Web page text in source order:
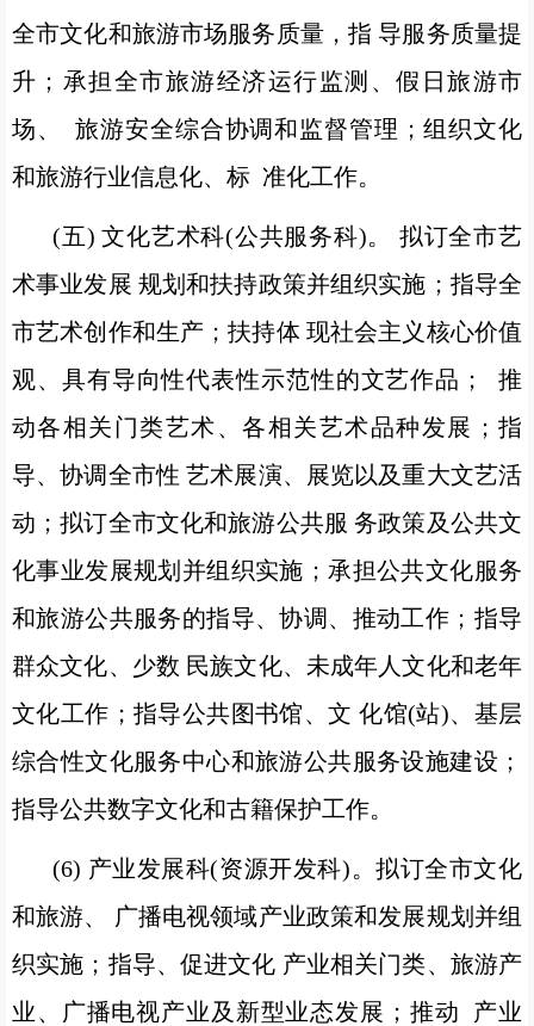
全市文化和旅游市场服务质量，指 导服务质量提
升；承担全市旅游经济运行监测、假日旅游市
场、 旅游安全综合协调和监督管理；组织文化
和旅游行业信息化、标 准化工作。
(五) 文化艺术科(公共服务科)。 拟订全市艺
术事业发展 规划和扶持政策并组织实施；指导全
市艺术创作和生产；扶持体 现社会主义核心价值
观、具有导向性代表性示范性的文艺作品； 推
动各相关门类艺术、各相关艺术品种发展；指
导、协调全市性 艺术展演、展览以及重大文艺活
动；拟订全市文化和旅游公共服 务政策及公共文
化事业发展规划并组织实施；承担公共文化服务
和旅游公共服务的指导、协调、推动工作；指导
群众文化、少数 民族文化、未成年人文化和老年
文化工作；指导公共图书馆、文 化馆(站)、基层
综合性文化服务中心和旅游公共服务设施建设；
指导公共数字文化和古籍保护工作。
(6) 产业发展科(资源开发科)。拟订全市文化
和旅游、 广播电视领域产业政策和发展规划并组
织实施；指导、促进文化 产业相关门类、旅游产
业、广播电视产业及新型业态发展；推动 产业